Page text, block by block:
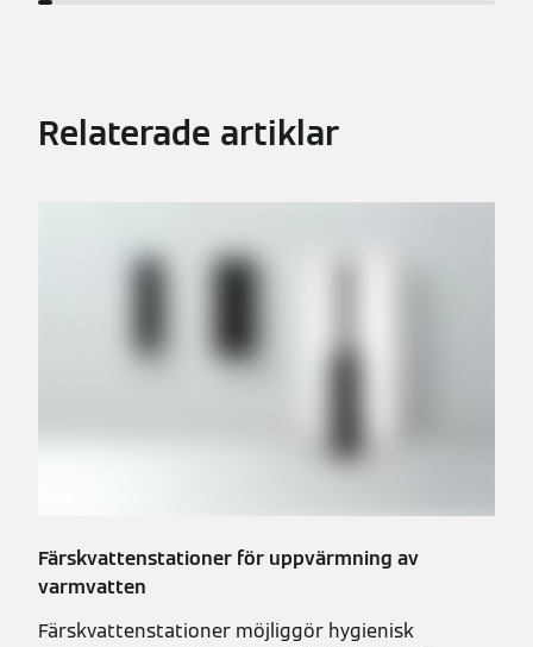
Relaterade artiklar
Färskvattenstationer för uppvärmning av
varmvatten
Färskvattenstationer möjliggör hygienisk